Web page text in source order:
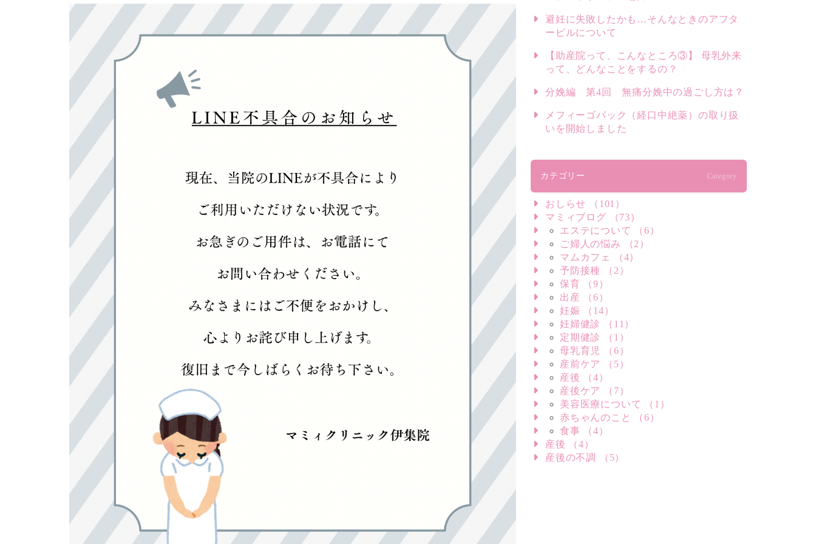
避妊に失敗したかも…そんなときのアフタ
ーピルについて
【助産院って、こんなところ③】 母乳外来
って、どんなことをするの？
分娩編 第4回 無痛分娩中の過ごし方は？
メフィーゴパック（経口中絶薬）の取り扱
いを開始しました
カテゴリー Category
おしらせ （101）
マミィブログ （73）
エステについて （6）
ご婦人の悩み （2）
マムカフェ （4）
予防接種 （2）
保育 （9）
出産 （6）
妊娠 （14）
妊婦健診 （11）
定期健診 （1）
母乳育児 （6）
産前ケア （5）
産後 （4）
産後ケア （7）
美容医療について （1）
赤ちゃんのこと （6）
食事 （4）
産後 （4）
産後の不調 （5）